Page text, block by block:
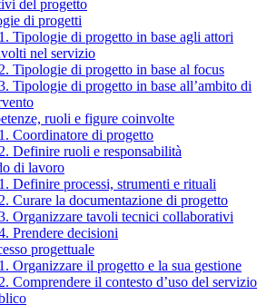
del progetto
di progetti
Tipologie di progetto in base agli attori
nel servizio
Tipologie di progetto in base al focus
Tipologie di progetto in base all’ambito di
ruoli e figure coinvolte
Coordinatore di progetto
Definire ruoli e responsabilità
di lavoro
Definire processi, strumenti e rituali
Curare la documentazione di progetto
Organizzare tavoli tecnici collaborativi
Prendere decisioni
progettuale
Organizzare il progetto e la sua gestione
Comprendere il contesto d’uso del servizio